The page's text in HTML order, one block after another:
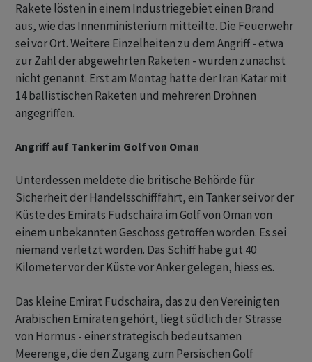
Rakete lösten in einem Industriegebiet einen Brand
aus, wie das Innenministerium mitteilte. Die Feuerwehr
sei vor Ort. Weitere Einzelheiten zu dem Angriff - etwa
zur Zahl der abgewehrten Raketen - wurden zunächst
nicht genannt. Erst am Montag hatte der Iran Katar mit
14 ballistischen Raketen und mehreren Drohnen
angegriffen.
Angriff auf Tanker im Golf von Oman
Unterdessen meldete die britische Behörde für
Sicherheit der Handelsschifffahrt, ein Tanker sei vor der
Küste des Emirats Fudschaira im Golf von Oman von
einem unbekannten Geschoss getroffen worden. Es sei
niemand verletzt worden. Das Schiff habe gut 40
Kilometer vor der Küste vor Anker gelegen, hiess es.
Das kleine Emirat Fudschaira, das zu den Vereinigten
Arabischen Emiraten gehört, liegt südlich der Strasse
von Hormus - einer strategisch bedeutsamen
Meerenge, die den Zugang zum Persischen Golf